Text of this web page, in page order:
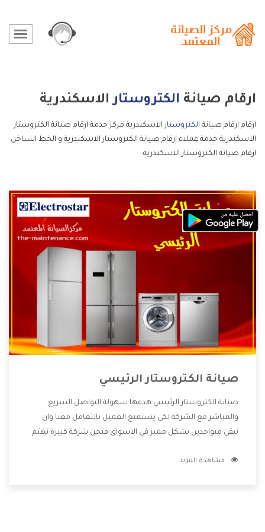
ارقام صيانة الكتروستارالاسكندرية
ارقام ارقام صيانة الكتروستار الاسكندرية مركز خدمة ارقام صيانة الكتروستار
الاسكندرية خدمة عملاء ارقام صيانة الكتروستار الاسكندرية و الخط الساخن
ارقام صيانة الكتروستار الاسكندرية.
صيانة الكتروستار الرئيسي
صيانة الكتروستار الرئيسي هدفها سهولة التواصل السريع
والمباشر مع الشركة لكى يستمتع العميل بالتعامل معنا وان
نبقى متواجدين بشكل مميز فى الاسواق فنحن شركة كبيرة نهتم
الشركة بها والتى تكون منها خدمة الصيانة التى تكون من أهم
مشاهدة المزيد